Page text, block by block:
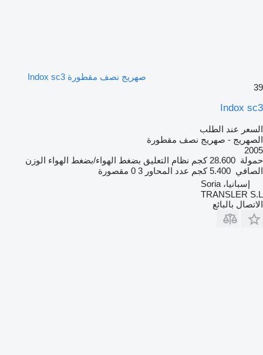
صهريج نصف مقطورة Indox sc3
39
Indox sc3
السعر عند الطلب
الصهريج - صهريج نصف مقطورة
2005
حمولة 28.600 كجم نظام التعليق بضغط الهواء/بضغط الهواء الوزن
الصافي 5.400 كجم عدد المحاور 3 0 مقصورة
إسبانيا، Soria
TRANSLER S.L
الاتصال بالبائع